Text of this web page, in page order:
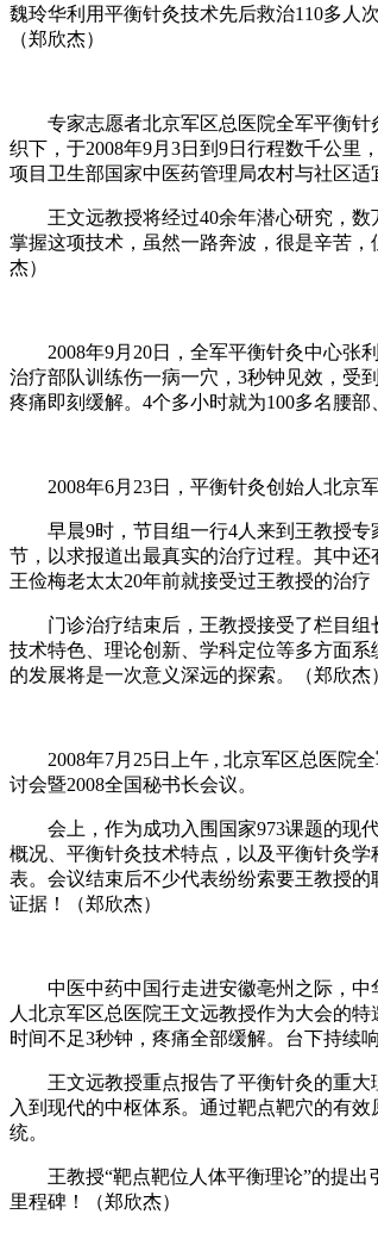
魏玲华利用平衡针灸技术先后救治110多人
（郑欣杰）
专家志愿者北京军区总医院全军平衡针
织下，于2008年9月3日到9日行程数千公里
项目卫生部国家中医药管理局农村与社区适
王文远教授将经过40余年潜心研究，数
掌握这项技术，虽然一路奔波，很是辛苦
杰）
2008年9月20日，全军平衡针灸中心张利
治疗部队训练伤一病一穴，3秒钟见效，受
疼痛即刻缓解。4个多小时就为100多名腰
2008年6月23日，平衡针灸创始人北京军
早晨9时，节目组一行4人来到王教授专
节，以求报道出最真实的治疗过程。其中
王俭梅老太太20年前就接受过王教授的治
门诊治疗结束后，王教授接受了栏目组长
技术特色、理论创新、学科定位等多方面
的发展将是一次意义深远的探索。（郑欣杰
2008年7月25日上午 , 北京军区总医院全
讨会暨2008全国秘书长会议。
会上，作为成功入围国家973课题的现
概况、平衡针灸技术特点，以及平衡针灸
表。会议结束后不少代表纷纷索要王教授
证据！（郑欣杰）
中医中药中国行走进安徽亳州之际，中
人北京军区总医院王文远教授作为大会的
时间不足3秒钟，疼痛全部缓解。台下持续
王文远教授重点报告了平衡针灸的重大
入到现代的中枢体系。通过靶点靶穴的有
统。
王教授“靶点靶位人体平衡理论”的提出
里程碑！（郑欣杰）